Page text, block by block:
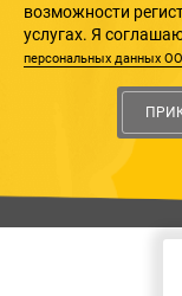
возможности
услугах. Я
персональных данных